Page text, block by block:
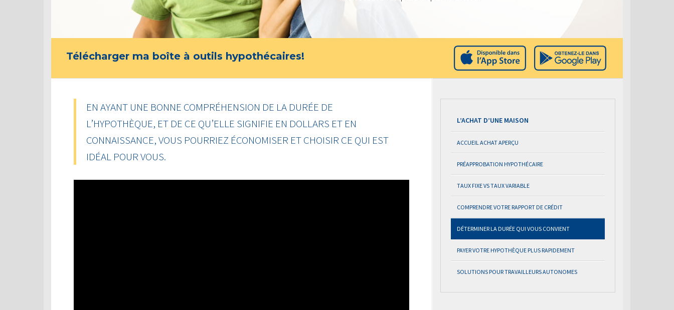
Télécharger ma boîte à outils hypothécaires!
EN AYANT UNE BONNE COMPRÉHENSION DE LA DURÉE DE
L’HYPOTHÈQUE, ET DE CE QU’ELLE SIGNIFIE EN DOLLARS ET EN
CONNAISSANCE, VOUS POURRIEZ ÉCONOMISER ET CHOISIR CE QUI EST
IDÉAL POUR VOUS.
L’ACHAT D’UNE MAISON
ACCUEIL ACHAT APERÇU
PRÉAPPROBATION HYPOTHÉCAIRE
TAUX FIXE VS TAUX VARIABLE
COMPRENDRE VOTRE RAPPORT DE CRÉDIT
DÉTERMINER LA DURÉE QUI VOUS CONVIENT
PAYER VOTRE HYPOTHÈQUE PLUS RAPIDEMENT
SOLUTIONS POUR TRAVAILLEURS AUTONOMES